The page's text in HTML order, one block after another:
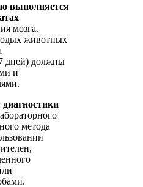
выполняется
мозга.
животных
дней) должны
и
метода